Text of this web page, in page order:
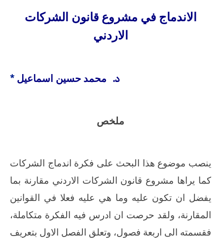
الاندماج في مشروع قانون الشركات
الاردني
د‌. محمد حسين اسماعيل *
ملخص
ينصب موضوع هذا البحث على فكرة اندماج الشركات
كما يراها مشروع قانون الشركات الاردني مقارنة بما
يفضل ان تكون عليه وما هي عليه فعلا في القوانين
المقارنة، ولقد حرصت ان ادرس فيه الفكرة متكاملة،
فقسمته الى اربعة فصول، وتعلق الفصل الاول بتعريف